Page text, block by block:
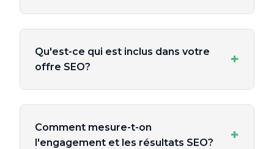
Qu'est-ce qui est inclus dans votre
offre SEO?
+
Comment mesure-t-on
l'engagement et les résultats SEO?
+